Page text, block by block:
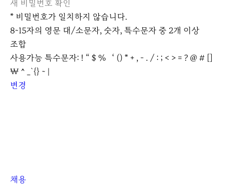
보
기
번
보
* 비밀번호가 일치하지 않습니다.
8~15자의 영문 대/소문자, 숫자, 특수문자 중 2개 이상
조합
사용가능 특수문자: ! “ $ % ‘ () * + , - . / : ; < > = ? @ # []
₩ ^ _`{} ~ |
변경
채용